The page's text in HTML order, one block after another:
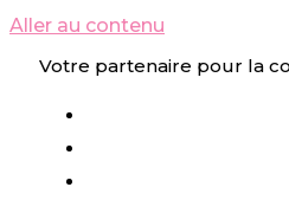
Aller au contenu
Votre partenaire pour la